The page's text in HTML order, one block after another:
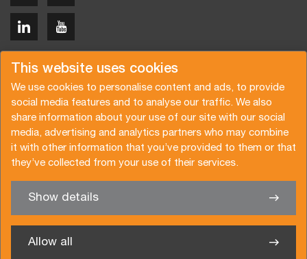
This website uses cookies
We use cookies to personalise content and ads, to provide
social media features and to analyse our traffic. We also
share information about your use of our site with our social
media, advertising and analytics partners who may combine
it with other information that you’ve provided to them or that
they’ve collected from your use of their services.
Show details
Allow all
We’re glad to help you
Copyright © 2026 Van der Vlist
Request a quote
Subscribe to the newsletter
General terms and conditions
Privacy policy
Brochure
Certifications